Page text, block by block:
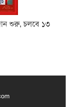
শুরু, চলবে ১৩